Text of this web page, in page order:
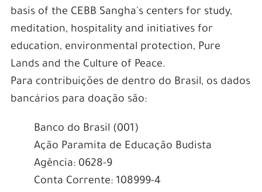
basis of the CEBB Sangha's centers for study,
meditation, hospitality and initiatives for
education, environmental protection, Pure
Lands and the Culture of Peace.
Para contribuições de dentro do Brasil, os dados
bancários para doação são:
Banco do Brasil (001)
Ação Paramita de Educação Budista
Agência: 0628-9
Conta Corrente: 108999-4